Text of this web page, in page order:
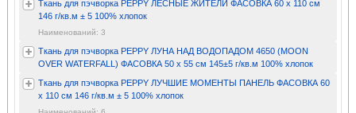
Ткань для пэчворка PEPPY ЛЕСНЫЕ ЖИТЕЛИ ФАСОВКА 60 x 110 см
146 г/кв.м ± 5 100% хлопок
Наименований: 3
Ткань для пэчворка PEPPY ЛУНА НАД ВОДОПАДОМ 4650 (MOON
OVER WATERFALL) ФАСОВКА 50 x 55 см 145±5 г/кв.м 100% хлопок
Ткань для пэчворка PEPPY ЛУЧШИЕ МОМЕНТЫ ПАНЕЛЬ ФАСОВКА 60
x 110 см 146 г/кв.м ± 5 100% хлопок